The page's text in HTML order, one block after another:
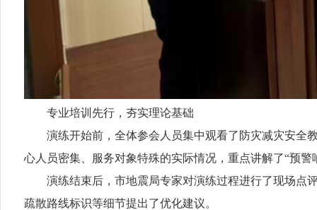
专业培训先行，夯实理论基础
演练开始前，全体参会人员集中观看了防灾减灾安全教
心人员密集、服务对象特殊的实际情况，重点讲解了“预
演练结束后，市地震局专家对演练过程进行了现场点评
疏散路线标识等细节提出了优化建议。